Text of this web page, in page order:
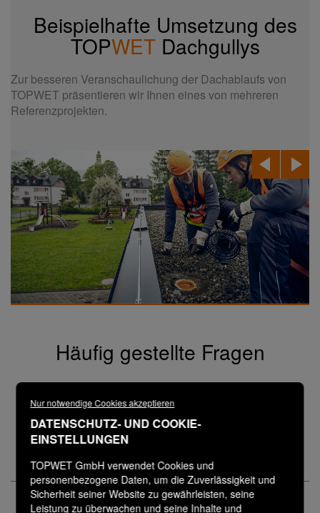
Nur notwendige Cookies akzeptieren
DATENSCHUTZ- UND COOKIE-
EINSTELLUNGEN
TOPWET GmbH verwendet Cookies und
personenbezogene Daten, um die Zuverlässigkeit und
Sicherheit seiner Website zu gewährleisten, seine
Leistung zu überwachen und seine Inhalte und
Beispielhafte Umsetzung des
TOPWET Dachgullys
Zur besseren Veranschaulichung der Dachablaufs von
TOPWET präsentieren wir Ihnen eines von mehreren
Referenzprojekten.
Häufig gestellte Fragen
WELCHE REIHENFOLGE HABEN DIE
TEILE BEI EINEM ZWEISTUFIGEN